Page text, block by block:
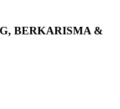
BERKARISMA &